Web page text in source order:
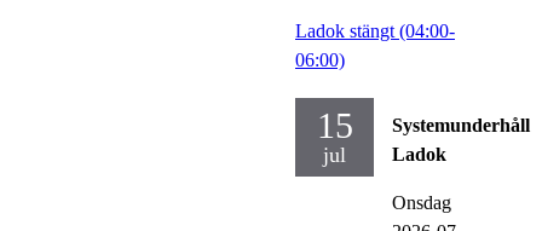
Ladok stängt (04:00-
06:00)
15
jul
Systemunderhåll
Ladok
Onsdag